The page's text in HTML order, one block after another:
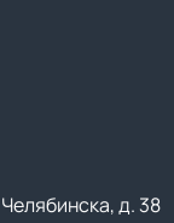
д. 38